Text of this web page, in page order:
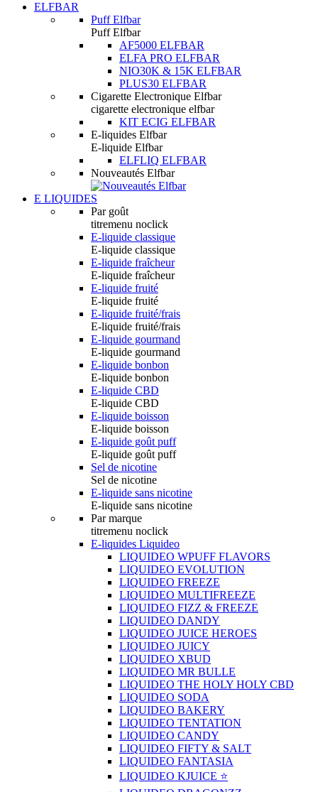
ELFBAR
Puff Elfbar
Puff Elfbar
AF5000 ELFBAR
ELFA PRO ELFBAR
NIO30K & 15K ELFBAR
PLUS30 ELFBAR
Cigarette Electronique Elfbar
cigarette electronique elfbar
KIT ECIG ELFBAR
E-liquides Elfbar
E-liquide Elfbar
ELFLIQ ELFBAR
Nouveautés Elfbar
E LIQUIDES
Par goût
titremenu noclick
E-liquide classique
E-liquide classique
E-liquide fraîcheur
E-liquide fraîcheur
E-liquide fruité
E-liquide fruité
E-liquide fruité/frais
E-liquide fruité/frais
E-liquide gourmand
E-liquide gourmand
E-liquide bonbon
E-liquide bonbon
E-liquide CBD
E-liquide CBD
E-liquide boisson
E-liquide boisson
E-liquide goût puff
E-liquide goût puff
Sel de nicotine
Sel de nicotine
E-liquide sans nicotine
E-liquide sans nicotine
Par marque
titremenu noclick
E-liquides Liquideo
LIQUIDEO WPUFF FLAVORS
LIQUIDEO EVOLUTION
LIQUIDEO FREEZE
LIQUIDEO MULTIFREEZE
LIQUIDEO FIZZ & FREEZE
LIQUIDEO DANDY
LIQUIDEO JUICE HEROES
LIQUIDEO JUICY
LIQUIDEO XBUD
LIQUIDEO MR BULLE
LIQUIDEO THE HOLY HOLY CBD
LIQUIDEO SODA
LIQUIDEO BAKERY
LIQUIDEO TENTATION
LIQUIDEO CANDY
LIQUIDEO FIFTY & SALT
LIQUIDEO FANTASIA
LIQUIDEO KJUICE ⭐️